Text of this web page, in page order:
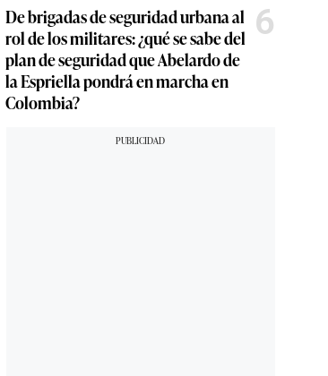
De brigadas de seguridad urbana al
rol de los militares: ¿qué se sabe del
plan de seguridad que Abelardo de
la Espriella pondrá en marcha en
Colombia?
6